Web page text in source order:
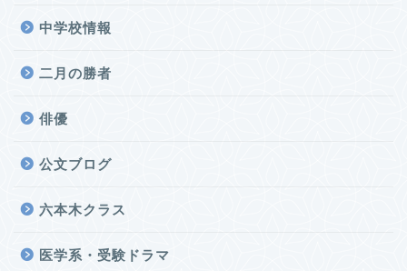
中学校情報
二月の勝者
俳優
公文ブログ
六本木クラス
医学系・受験ドラマ